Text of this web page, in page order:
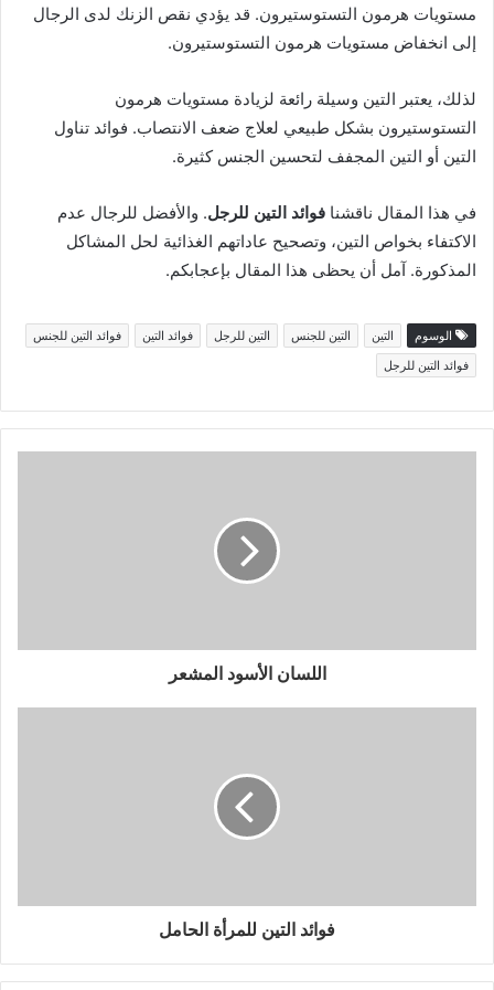
مستويات هرمون التستوستيرون. قد يؤدي نقص الزنك لدى الرجال
إلى انخفاض مستويات هرمون التستوستيرون.
لذلك، يعتبر التين وسيلة رائعة لزيادة مستويات هرمون
التستوستيرون بشكل طبيعي لعلاج ضعف الانتصاب. فوائد تناول
التين أو التين المجفف لتحسين الجنس كثيرة.
في هذا المقال ناقشنا فوائد التين للرجل. والأفضل للرجال عدم
الاكتفاء بخواص التين، وتصحيح عاداتهم الغذائية لحل المشاكل
المذكورة. آمل أن يحظى هذا المقال بإعجابكم.
الوسوم التين التين للجنس التين للرجل فوائد التين
فوائد التين للجنس
فوائد التين للرجل
اللسان الأسود المشعر
فوائد التين للمرأة الحامل